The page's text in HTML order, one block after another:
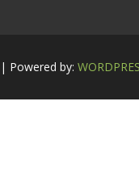
| Powered by: